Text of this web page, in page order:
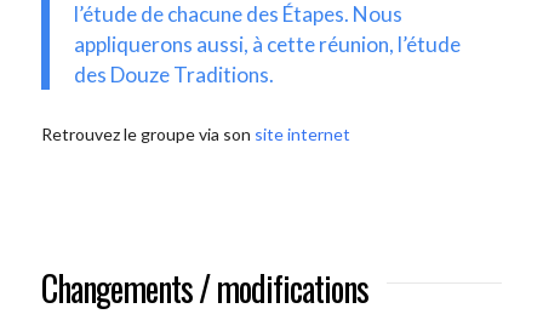
l’étude de chacune des Étapes. Nous
appliquerons aussi, à cette réunion, l’étude
des Douze Traditions.
Retrouvez le groupe via son site internet
Changements / modifications